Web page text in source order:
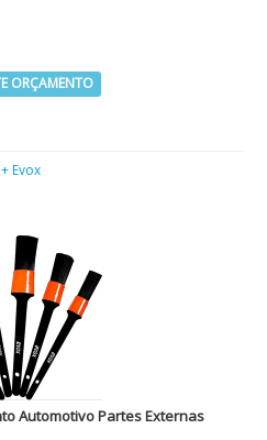
ORÇAMENTO
+ Evox
Automotivo Partes Externas